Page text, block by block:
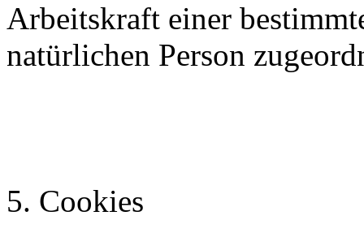
Arbeitskraft einer
natürlichen Person
5. Cookies